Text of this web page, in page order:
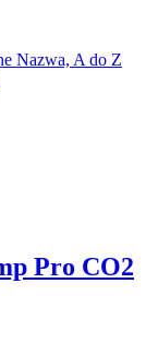
Nazwa, A do Z
Pro CO2